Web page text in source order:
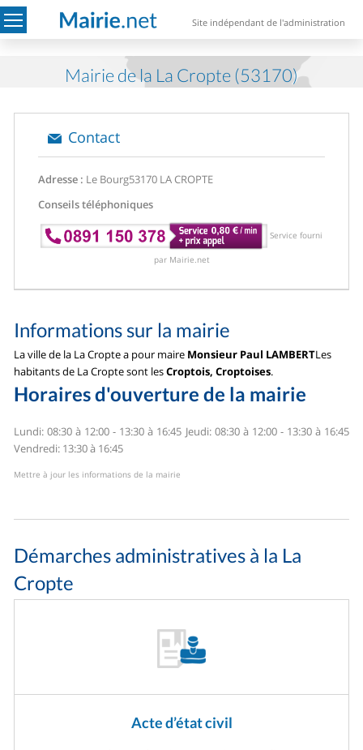
Site indépendant de l'administration
Mairie de la La Cropte (53170)
Contact
Adresse : Le Bourg53170 LA CROPTE
Conseils téléphoniques
Service fourni
par Mairie.net
Informations sur la mairie
La ville de la La Cropte a pour maire Monsieur Paul LAMBERTLes
habitants de La Cropte sont lesCroptois, Croptoises.
Horaires d'ouverture de la mairie
Lundi: 08:30 à 12:00 - 13:30 à 16:45 Jeudi: 08:30 à 12:00 - 13:30 à 16:45
Vendredi: 13:30 à 16:45
Mettre à jour les informations de la mairie
Démarches administratives à la La
Cropte
Acte d’état civil